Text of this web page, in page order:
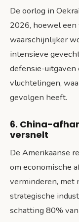
De oorlog in
2026, hoewel
waarschijnlijker
intensieve
defensie-uitgaven
vluchtelingen,
gevolgen heeft.
6. China-
versnelt
De Amerikaanse
om economische
verminderen, met
strategische
schatting 80%